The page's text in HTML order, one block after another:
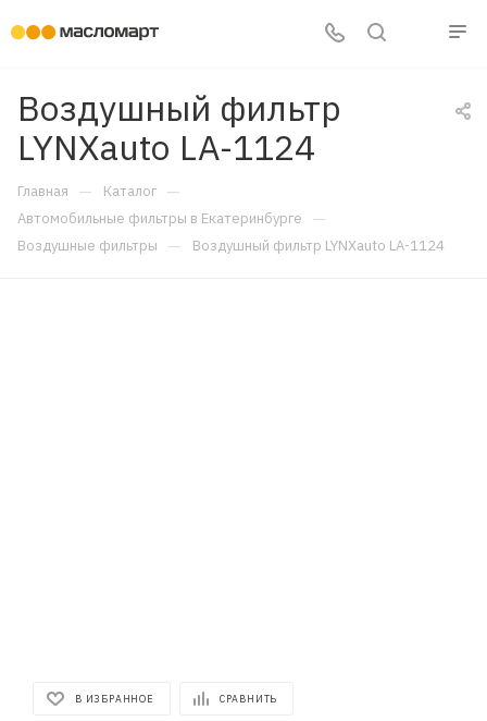
Воздушный фильтр
LYNXauto LA-1124
Главная — Каталог —
Автомобильные фильтры в Екатеринбурге —
Воздушные фильтры — Воздушный фильтр LYNXauto LA-1124
В ИЗБРАННОЕ СРАВНИТЬ